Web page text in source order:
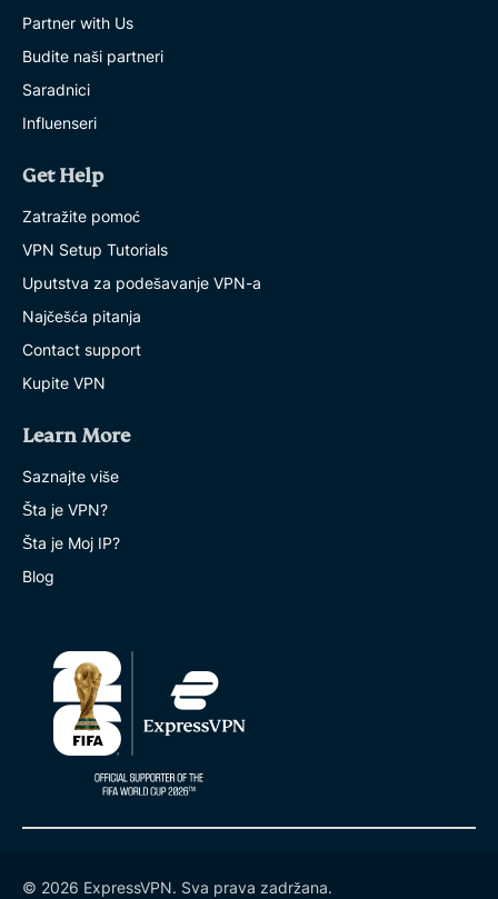
Partner with Us
Budite naši partneri
Saradnici
Influenseri
Get Help
Zatražite pomoć
VPN Setup Tutorials
Uputstva za podešavanje VPN-a
Najčešća pitanja
Contact support
Kupite VPN
Learn More
Saznajte više
Šta je VPN?
Šta je Moj IP?
Blog
© 2026 ExpressVPN. Sva prava zadržana.